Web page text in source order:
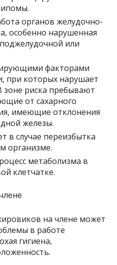
органов желудочно-
особенно нарушенная
или
факторами
при которых нарушает
зоне риска пребывают
от сахарного
имеющие отклонения
железы.
в случае переизбытка
организме.
метаболизма в
клетчатке.
на члене может
в работе
гигиена,